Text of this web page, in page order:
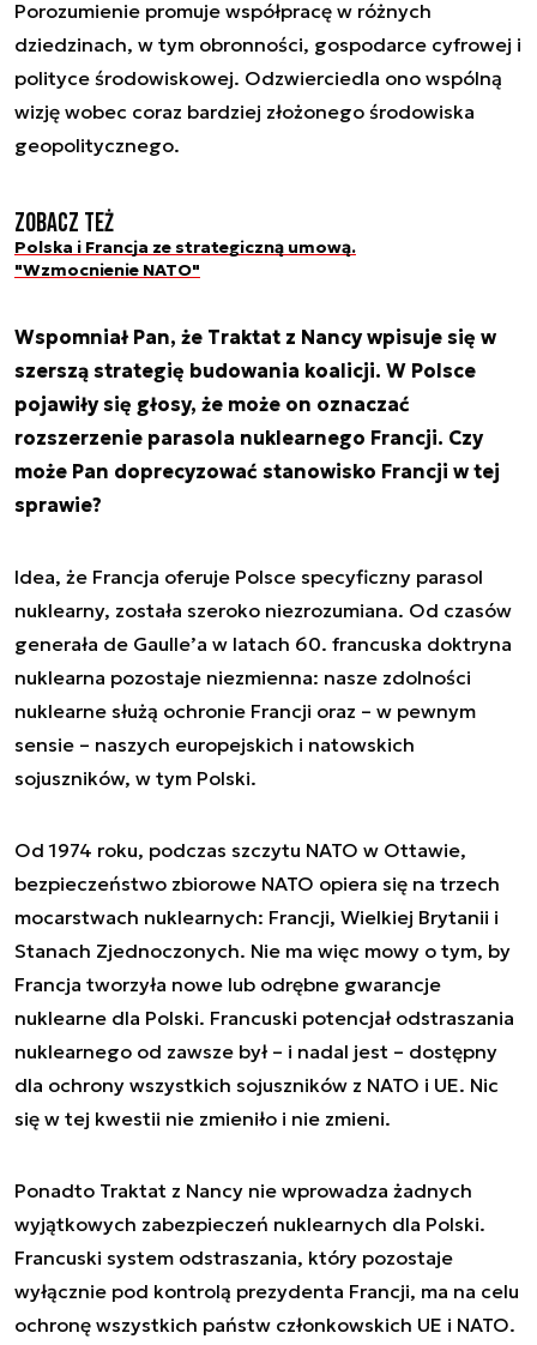
Porozumienie promuje współpracę w różnych
dziedzinach, w tym obronności, gospodarce cyfrowej i
polityce środowiskowej. Odzwierciedla ono wspólną
wizję wobec coraz bardziej złożonego środowiska
geopolitycznego.
Zobacz też
Polska i Francja ze strategiczną umową.
"Wzmocnienie NATO"
Wspomniał Pan, że Traktat z Nancy wpisuje się w
szerszą strategię budowania koalicji. W Polsce
pojawiły się głosy, że może on oznaczać
rozszerzenie parasola nuklearnego Francji. Czy
może Pan doprecyzować stanowisko Francji w tej
sprawie?
Idea, że Francja oferuje Polsce specyficzny parasol
nuklearny, została szeroko niezrozumiana. Od czasów
generała de Gaulle’a w latach 60. francuska doktryna
nuklearna pozostaje niezmienna: nasze zdolności
nuklearne służą ochronie Francji oraz – w pewnym
sensie – naszych europejskich i natowskich
sojuszników, w tym Polski.
Od 1974 roku, podczas szczytu NATO w Ottawie,
bezpieczeństwo zbiorowe NATO opiera się na trzech
mocarstwach nuklearnych: Francji, Wielkiej Brytanii i
Stanach Zjednoczonych. Nie ma więc mowy o tym, by
Francja tworzyła nowe lub odrębne gwarancje
nuklearne dla Polski. Francuski potencjał odstraszania
nuklearnego od zawsze był – i nadal jest – dostępny
dla ochrony wszystkich sojuszników z NATO i UE. Nic
się w tej kwestii nie zmieniło i nie zmieni.
Ponadto Traktat z Nancy nie wprowadza żadnych
wyjątkowych zabezpieczeń nuklearnych dla Polski.
Francuski system odstraszania, który pozostaje
wyłącznie pod kontrolą prezydenta Francji, ma na celu
ochronę wszystkich państw członkowskich UE i NATO.